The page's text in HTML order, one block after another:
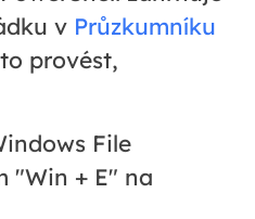
v Průzkumníku
provést,
File
"Win + E" na